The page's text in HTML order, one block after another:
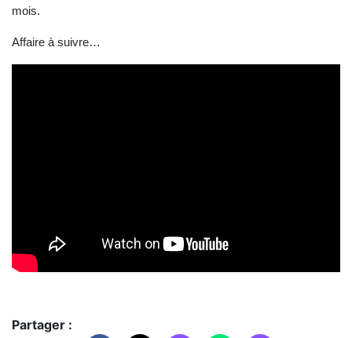
mois.
Affaire à suivre…
Partager :